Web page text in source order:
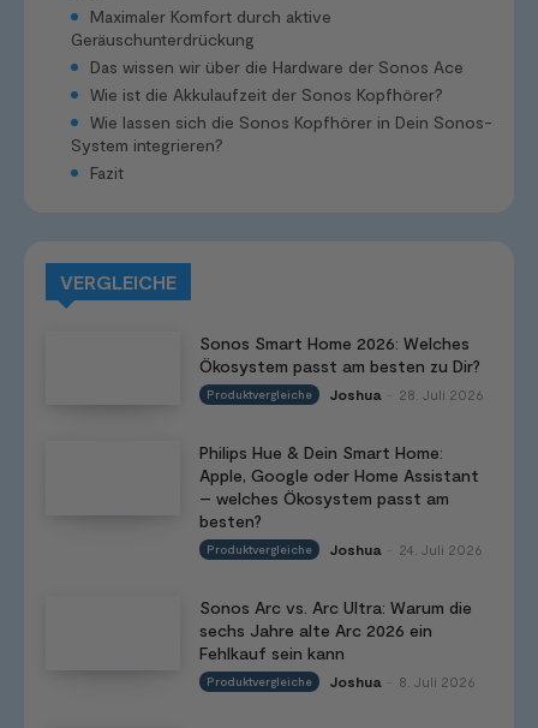
Maximaler Komfort durch aktive
Geräuschunterdrückung
Das wissen wir über die Hardware der Sonos Ace
Wie ist die Akkulaufzeit der Sonos Kopfhörer?
Wie lassen sich die Sonos Kopfhörer in Dein Sonos-
System integrieren?
Fazit
VERGLEICHE
Sonos Smart Home 2026: Welches
Ökosystem passt am besten zu Dir?
Produktvergleiche Joshua 28. Juli 2026
Philips Hue & Dein Smart Home:
Apple, Google oder Home Assistant
– welches Ökosystem passt am
besten?
Produktvergleiche Joshua 24. Juli 2026
Sonos Arc vs. Arc Ultra: Warum die
sechs Jahre alte Arc 2026 ein
Fehlkauf sein kann
Produktvergleiche Joshua 8. Juli 2026